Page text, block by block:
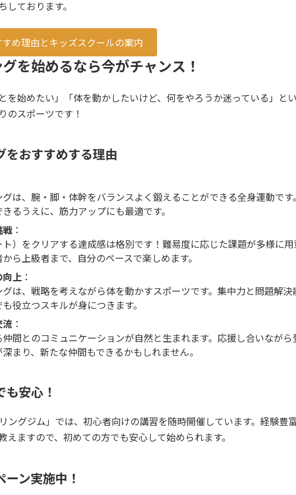
しております。
め理由とキッズスクールの案内
を始めるなら今がチャンス！
を始めたい」「体を動かしたいけど、何をやろうか迷っている」と
のスポーツです！
をおすすめする理由
グは、腕・脚・体幹をバランスよく鍛えることができる全身運動です
るうえに、筋力アップにも最適です。
戦 ：
ト）をクリアする達成感は格別です！難易度に応じた課題が多様に
ら上級者まで、自分のペースで楽しめます。
向上 ：
は、戦略を考えながら体を動かすスポーツです。集中力と問題解決
役立つスキルが身につきます。
流 ：
仲間とのコミュニケーションが自然と生まれます。応援し合いながら
まり、新たな仲間もできるかもしれません。
安心！
リングジム」では、初心者向けの講習を随時開催しています。経験豊
えますので、初めての方でも安心して始められます。
ン実施中！